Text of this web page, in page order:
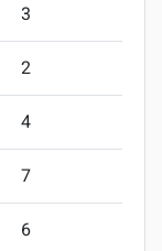
3
2
4
7
6